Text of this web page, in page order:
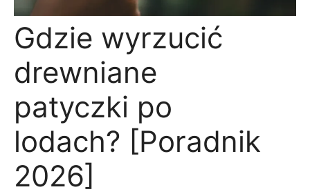
Gdzie wyrzucić
drewniane
patyczki po
lodach? [Poradnik
2026]